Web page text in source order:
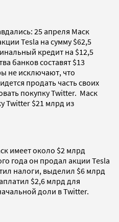
25 апреля Маск
Tesla на сумму $62,5
кредит на $12,5
банков составят $13
не исключают, что
продать часть своих
покупку Twitter. Маск
Twitter $21 млрд из
имеет около $2 млрд
года он продал акции Tesla
налоги, выделил $6 млрд
$2,6 млрд для
доли в Twitter.